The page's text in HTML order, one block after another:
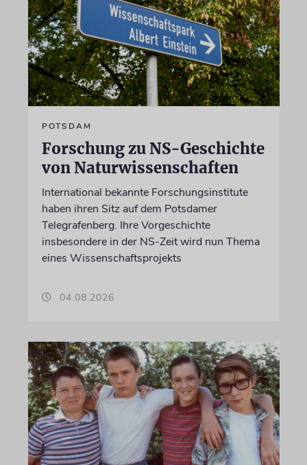
POTSDAM
Forschung zu NS-Geschichte
von Naturwissenschaften
International bekannte Forschungsinstitute
haben ihren Sitz auf dem Potsdamer
Telegrafenberg. Ihre Vorgeschichte
insbesondere in der NS-Zeit wird nun Thema
eines Wissenschaftsprojekts
04.08.2026